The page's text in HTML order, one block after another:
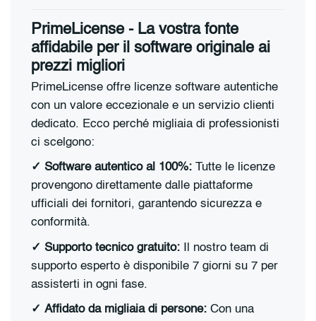
PrimeLicense - La vostra fonte
affidabile per il software originale ai
prezzi migliori
PrimeLicense offre licenze software autentiche
con un valore eccezionale e un servizio clienti
dedicato. Ecco perché migliaia di professionisti
ci scelgono:
✓ Software autentico al 100%: Tutte le licenze
provengono direttamente dalle piattaforme
ufficiali dei fornitori, garantendo sicurezza e
conformità.
✓ Supporto tecnico gratuito: Il nostro team di
supporto esperto è disponibile 7 giorni su 7 per
assisterti in ogni fase.
✓ Affidato da migliaia di persone: Con una